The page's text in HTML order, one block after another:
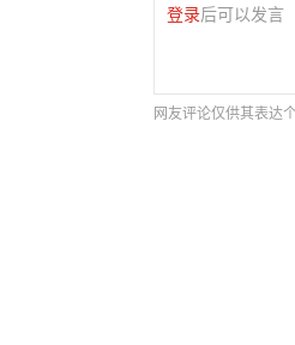
登录后可以发言
网友评论仅供其表达